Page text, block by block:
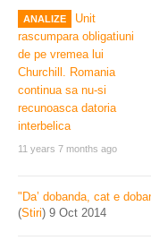
ANALIZE
11 years 7 months ago
"Da’ dobanda, cat e
(Stiri) 9 Oct 2014